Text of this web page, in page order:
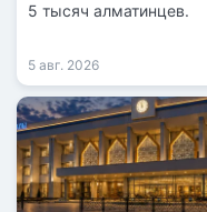
5 тысяч алматинцев.
5 авг. 2026